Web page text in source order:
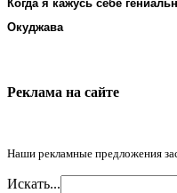
Когда я кажусь себе
Окуджава
Реклама на cайте
Наши рекламные предложения
Искать...